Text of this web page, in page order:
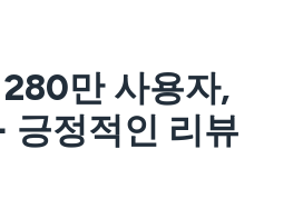
만 사용자,
정적인 리뷰